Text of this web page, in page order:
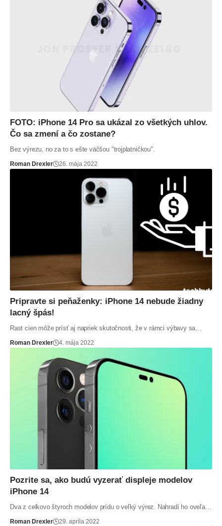
FOTO: iPhone 14 Pro sa ukázal zo všetkých uhlov.
Čo sa zmení a čo zostane?
Bez výrezu, no za to s ešte väčšou "trojplatničkou".
Roman Drexler 26. mája 2022
Pripravte si peňaženky: iPhone 14 nebude žiadny
lacný špás!
Rast cien môže prísť aj napriek skutočnosti, že v rámci výbavy sa…
Roman Drexler 4. mája 2022
Pozrite sa, ako budú vyzerať displeje modelov
iPhone 14
Dva z celkovo štyroch modelov prídu o veľký výrez. Nahradí ho oveľa…
Roman Drexler 29. apríla 2022